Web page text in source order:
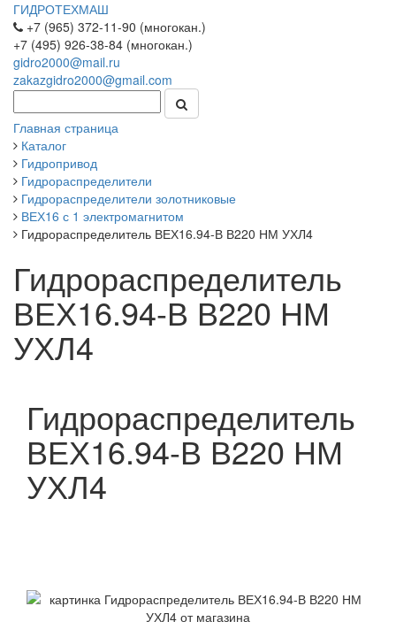
ГИДРОТЕХМАШ
+7 (965) 372-11-90 (многокан.)
+7 (495) 926-38-84 (многокан.)
gidro2000@mail.ru
zakazgidro2000@gmail.com
Главная страница
Каталог
Гидропривод
Гидрораспределители
Гидрораспределители золотниковые
ВЕХ16 с 1 электромагнитом
Гидрораспределитель ВЕХ16.94-В В220 НМ УХЛ4
Гидрораспределитель
ВЕХ16.94-В В220 НМ
УХЛ4
Гидрораспределитель
ВЕХ16.94-В В220 НМ
УХЛ4